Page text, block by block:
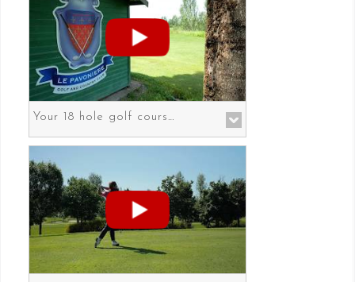
Your 18 hole golf course in Prato the gateway to Florence